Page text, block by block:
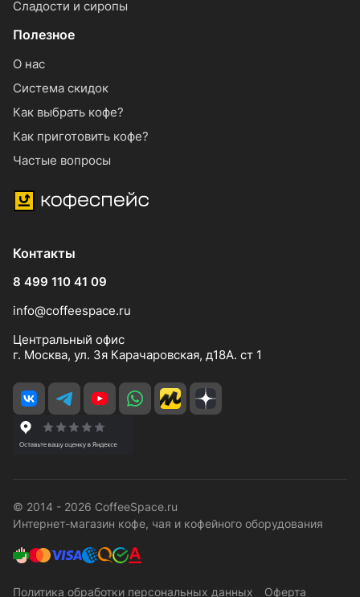
Сладости и сиропы
Полезное
О нас
Система скидок
Как выбрать кофе?
Как приготовить кофе?
Частые вопросы
Контакты
8 499 110 41 09
info@coffeespace.ru
Центральный офис
г. Москва, ул. 3я Карачаровская, д18А. ст 1
© 2014 - 2026 CoffeeSpace.ru
Интернет-магазин кофе, чая и кофейного оборудования
Политика обработки персональных данных Оферта